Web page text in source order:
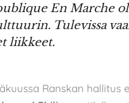
En Marche
Tulevissa
liikkeet.
Ranskan hallitus